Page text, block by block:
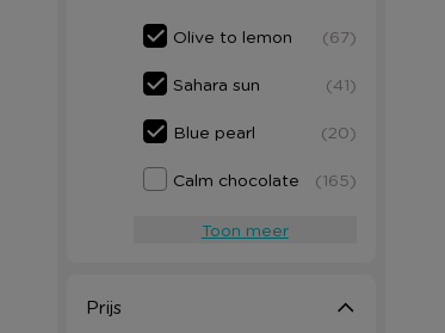
Olive to lemon (67)
Sahara sun (41)
Blue pearl (20)
Calm chocolate (165)
Toon meer
Prijs